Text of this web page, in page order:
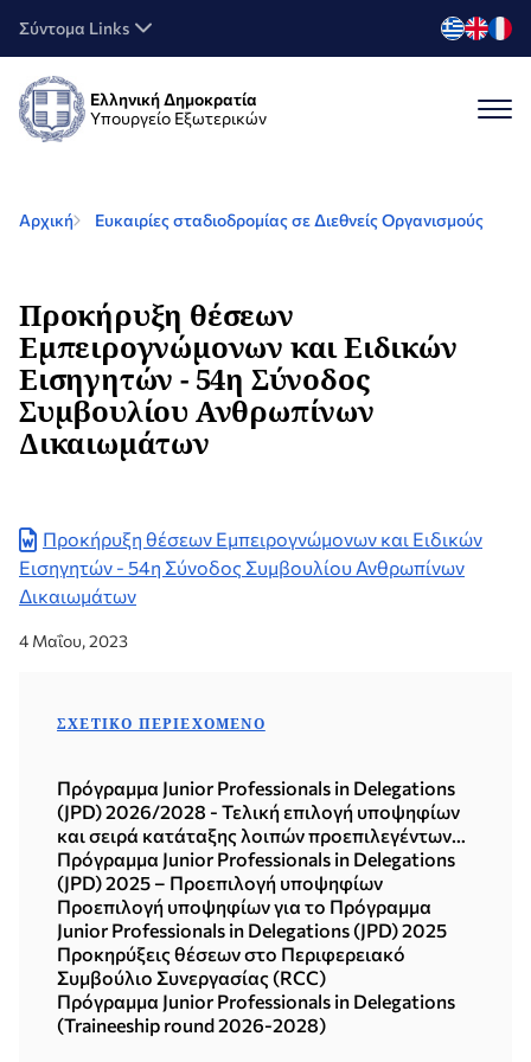
Σύντομα Links
Ελληνική Δημοκρατία
Υπουργείο Εξωτερικών
Αρχική Ευκαιρίες σταδιοδρομίας σε Διεθνείς Οργανισμούς
Προκήρυξη θέσεων
Εμπειρογνώμονων και Ειδικών
Εισηγητών - 54η Σύνοδος
Συμβουλίου Ανθρωπίνων
Δικαιωμάτων
Προκήρυξη θέσεων Εμπειρογνώμονων και Ειδικών
Εισηγητών - 54η Σύνοδος Συμβουλίου Ανθρωπίνων
Δικαιωμάτων
4 Μαΐου, 2023
ΣΧΕΤΙΚΌ ΠΕΡΙΕΧΌΜΕΝΟ
Πρόγραμμα Junior Professionals in Delegations
(JPD) 2026/2028 - Τελική επιλογή υποψηφίων
και σειρά κατάταξης λοιπών προεπιλεγέντων
υποψηφίων
Πρόγραμμα Junior Professionals in Delegations
(JPD) 2025 – Προεπιλογή υποψηφίων
Προεπιλογή υποψηφίων για το Πρόγραμμα
Junior Professionals in Delegations (JPD) 2025
Προκηρύξεις θέσεων στο Περιφερειακό
Συμβούλιο Συνεργασίας (RCC)
Πρόγραμμα Junior Professionals in Delegations
(Traineeship round 2026-2028)